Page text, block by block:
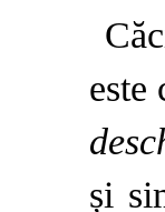
este
și